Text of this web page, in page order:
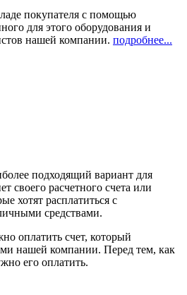
покупателя с помощью
для этого оборудования и
нашей компании. подробнее...
подходящий вариант для
своего расчетного счета или
хотят расплатиться с
средствами.
оплатить счет, который
нашей компании. Перед тем, как
его оплатить.